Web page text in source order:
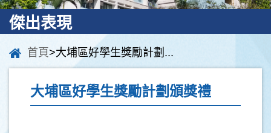
傑出表現
首頁>大埔區好學生獎勵計劃...
大埔區好學生獎勵計劃頒獎禮